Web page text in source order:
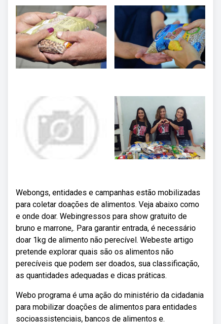
Webongs, entidades e campanhas estão mobilizadas
para coletar doações de alimentos. Veja abaixo como
e onde doar. Webingressos para show gratuito de
bruno e marrone,. Para garantir entrada, é necessário
doar 1kg de alimento não perecível. Webeste artigo
pretende explorar quais são os alimentos não
perecíveis que podem ser doados, sua classificação,
as quantidades adequadas e dicas práticas.
Webo programa é uma ação do ministério da cidadania
para mobilizar doações de alimentos para entidades
socioassistenciais, bancos de alimentos e.